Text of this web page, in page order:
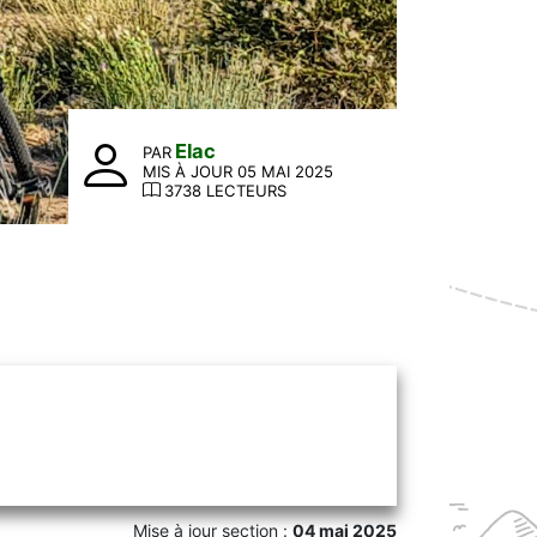
PAR Elac
MIS À JOUR 05 MAI 2025
3738 LECTEURS
Mise à jour section :04 mai 2025